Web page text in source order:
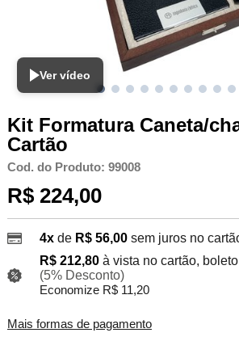
Ver vídeo
Kit Formatura Caneta/
Cartão
Cod. do Produto: 99008
R$ 224,00
4xde R$ 56,00 sem juros no
R$ 212,80 à vista no cartão,
(5% Desconto)
Economize R$ 11,20
Mais formas de pagamento